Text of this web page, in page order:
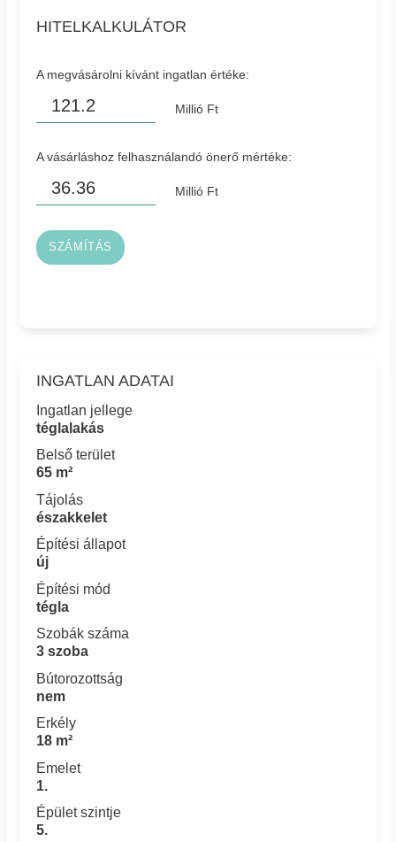
HITELKALKULÁTOR
A megvásárolni kívánt ingatlan értéke:
Millió Ft
A vásárláshoz felhasználandó önerő mértéke:
Millió Ft
SZÁMÍTÁS
INGATLAN ADATAI
Ingatlan jellege
téglalakás
Belső terület
65 m²
Tájolás
északkelet
Építési állapot
új
Építési mód
tégla
Szobák száma
3 szoba
Bútorozottság
nem
Erkély
18 m²
Emelet
1.
Épület szintje
5.